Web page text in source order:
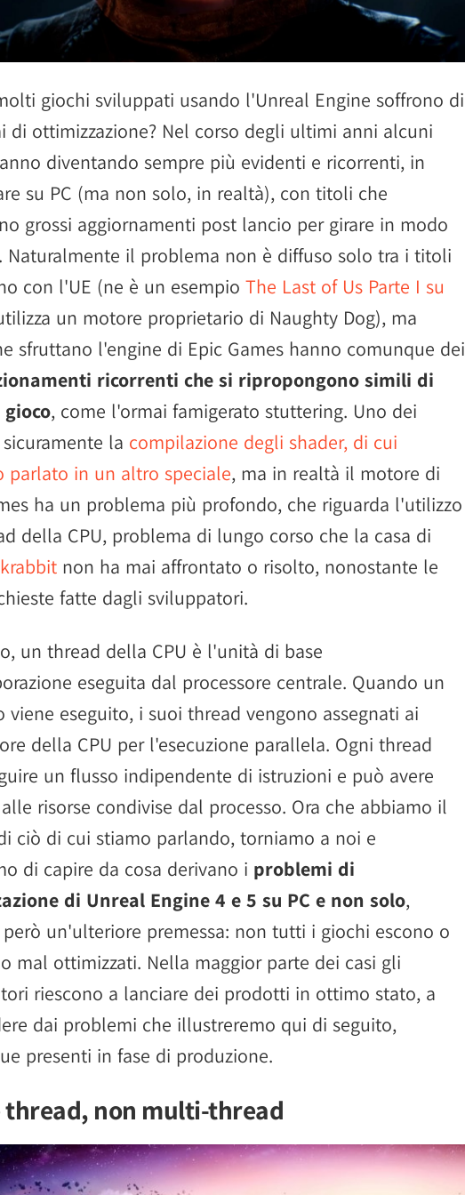
giochi sviluppati usando l'Unreal Engine soffrono di
di ottimizzazione? Nel corso degli ultimi anni alcuni
diventando sempre più evidenti e ricorrenti, in
su PC (ma non solo, in realtà), con titoli che
grossi aggiornamenti post lancio per girare in modo
Naturalmente il problema non è diffuso solo tra i titoli
con l'UE (ne è un esempio The Last of Us Parte I su
un motore proprietario di Naughty Dog), ma
sfruttano l'engine di Epic Games hanno comunque dei
ricorrenti che si ripropongono simili di
, come l'ormai famigerato stuttering. Uno dei
la compilazione degli shader, di cui
parlato in un altro speciale, ma in realtà il motore di
ha un problema più profondo, che riguarda l'utilizzo
della CPU, problema di lungo corso che la casa di
non ha mai affrontato o risolto, nonostante le
fatte dagli sviluppatori.
un thread della CPU è l'unità di base
eseguita dal processore centrale. Quando un
viene eseguito, i suoi thread vengono assegnati ai
della CPU per l'esecuzione parallela. Ogni thread
un flusso indipendente di istruzioni e può avere
risorse condivise dal processo. Ora che abbiamo il
ciò di cui stiamo parlando, torniamo a noi e
di capire da cosa derivano i problemi di
di Unreal Engine 4 e 5 su PC e non solo,
un'ulteriore premessa: non tutti i giochi escono o
mal ottimizzati. Nella maggior parte dei casi gli
riescono a lanciare dei prodotti in ottimo stato, a
dai problemi che illustreremo qui di seguito,
presenti in fase di produzione.
thread, non multi-thread